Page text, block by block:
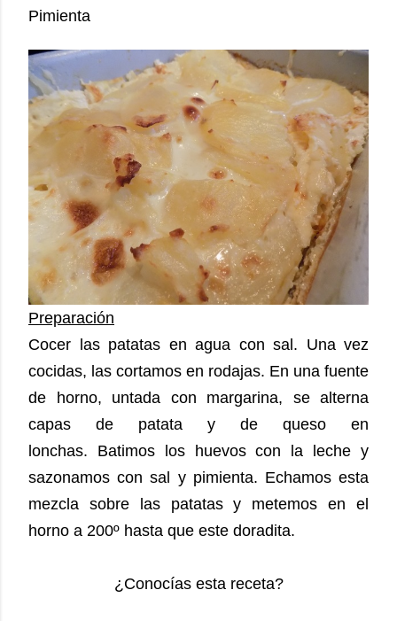
Pimienta
Preparación
Cocer las patatas en agua con sal. Una vez
cocidas, las cortamos en rodajas. En una fuente
de horno, untada con margarina, se alterna
capas de patata y de queso en
lonchas. Batimos los huevos con la leche y
sazonamos con sal y pimienta. Echamos esta
mezcla sobre las patatas y metemos en el
horno a 200º hasta que este doradita.
¿Conocías esta receta?